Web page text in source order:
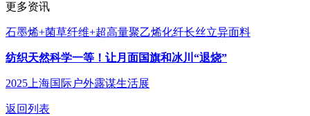
更多资讯
石墨烯+菌草纤维+超高量聚乙烯化纤长丝立异面料
纺织天然科学一等！让月面国旗和冰川“退烧”
2025上海国际户外露谋生活展
返回列表